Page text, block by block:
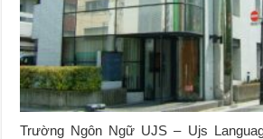
Trường Ngôn Ngữ UJS – Ujs